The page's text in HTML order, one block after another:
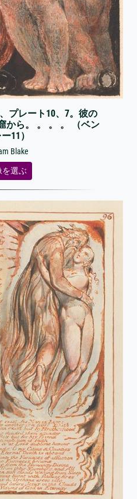
プレート10、7。彼の
から。 。 。 。 （ベン
11）
Blake
を選ぶ